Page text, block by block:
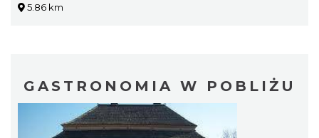
5.86 km
GASTRONOMIA W POBLIŻU